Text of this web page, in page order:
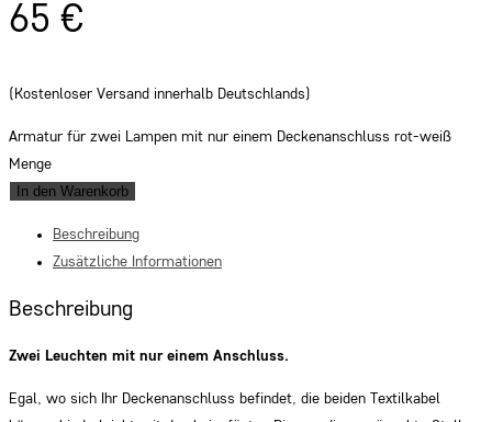
65 €
(Kostenloser Versand innerhalb Deutschlands)
Armatur für zwei Lampen mit nur einem Deckenanschluss rot-weiß
Menge
In den Warenkorb
Beschreibung
Zusätzliche Informationen
Beschreibung
Zwei Leuchten mit nur einem Anschluss.
Egal, wo sich Ihr Deckenanschluss befindet, die beiden Textilkabel